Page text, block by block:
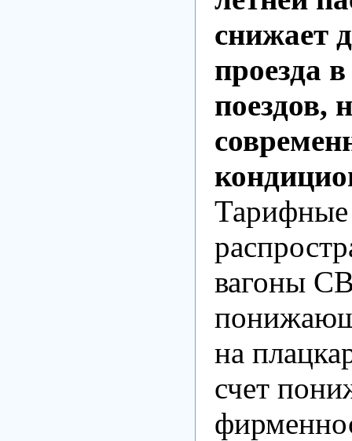
снижает
проезда
поездов,
Тарифные
вагоны
на
счет